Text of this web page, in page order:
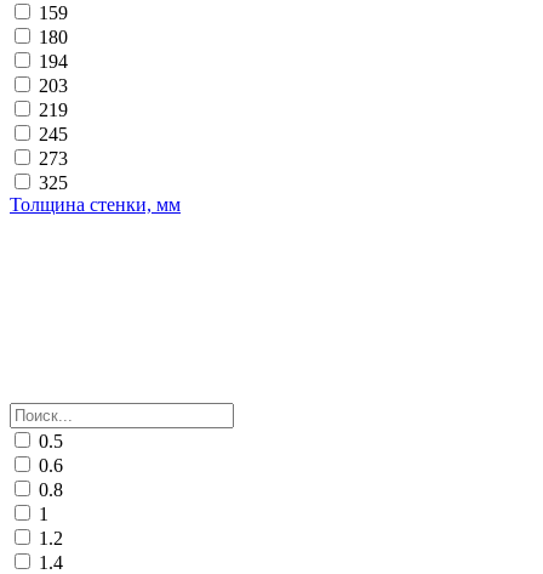
159
180
194
203
219
245
273
325
Толщина стенки, мм
0.5
0.6
0.8
1
1.2
1.4